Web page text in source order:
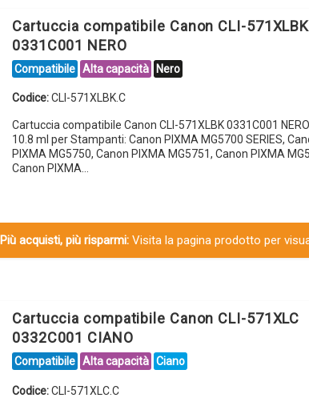
Cartuccia compatibile Canon CLI-571XLBK
0331C001 NERO
Compatibile Alta capacità Nero
Codice:CLI-571XLBK.C
Cartuccia compatibile Canon CLI-571XLBK 0331C001 NERO
10.8 ml per Stampanti: Canon PIXMA MG5700 SERIES,
PIXMA MG5750, Canon PIXMA MG5751, Canon PIXMA
Canon PIXMA…
Più acquisti, più risparmi:Visita la pagina prodotto per
Cartuccia compatibile Canon CLI-571XLC
0332C001 CIANO
Compatibile Alta capacità Ciano
Codice:CLI-571XLC.C